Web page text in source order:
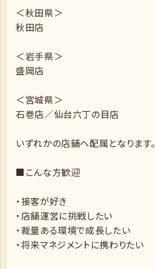
＜秋田県＞
秋田店
＜岩手県＞
盛岡店
＜宮城県＞
石巻店／仙台六丁の目店
いずれかの店舗へ配属となります。
■こんな方歓迎
・接客が好き
・店舗運営に挑戦したい
・裁量ある環境で成長したい
・将来マネジメントに携わりたい